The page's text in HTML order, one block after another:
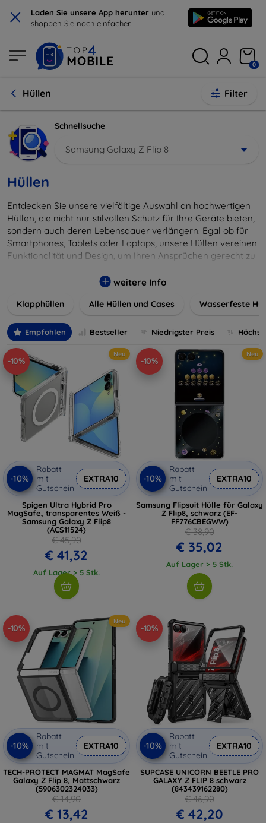
× Laden Sie unsere App herunter und
shoppen Sie noch einfacher.
0
Hüllen Filter
Schnellsuche
Samsung Galaxy Z Flip 8
Hüllen
Entdecken Sie unsere vielfältige Auswahl an hochwertigen
Hüllen, die nicht nur stilvollen Schutz für Ihre Geräte bieten,
sondern auch deren Lebensdauer verlängern. Egal ob für
Smartphones, Tablets oder Laptops, unsere Hüllen vereinen
Funktionalität und Design, um Ihren Ansprüchen gerecht zu
Farben, um Ihren persönlichen Stil perfekt zu
weitere Info
Klapphüllen Alle Hüllen und Cases Wasserfeste
Empfohlen Bestseller Niedrigster Preis
-10%
Neu
-10%
Rabatt
mit
Gutschein
EXTRA10
Spigen Ultra Hybrid Pro
MagSafe, transparentes Weiß -
Samsung Galaxy Z Flip8
(ACS11524)
€ 45,90
€ 41,32
Auf Lager > 5 Stk.
-10%
Neu
-10%
Rabatt
mit
Gutschein
EXTRA10
Samsung Flipsuit Hülle für Galaxy
Z Flip8, schwarz (EF-
FF776CBEGWW)
€ 38,90
€ 35,02
Auf Lager > 5 Stk.
-10%
Neu
-10%
Rabatt
mit
Gutschein
EXTRA10
TECH-PROTECT MAGMAT MagSafe
Galaxy Z Flip 8, Mattschwarz
(5906302324033)
€ 14,90
€ 13,42
-10%
-10%
Rabatt
mit
Gutschein
EXTRA10
SUPCASE UNICORN BEETLE PRO
GALAXY Z FLIP 8 schwarz
(843439162280)
€ 46,90
€ 42,20